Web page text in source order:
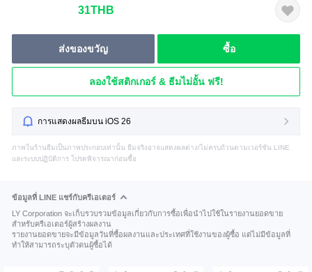
31THB
ส่งของขวัญ ซื้อ
ลองใช้สติกเกอร์ & ธีมไม่อั้น ฟรี!
การแสดงผลธีมบน iOS 26
ภาพในร้านธีมเป็นภาพประกอบเท่านั้น ธีมจริงอาจแสดงผลต่าง/ไม่ครบถ้วนตามเวอร์ชัน LINE
และระบบปฏิบัติการ โปรดพิจารณาก่อนซื้อ
ข้อมูลที่ LINE แชร์กับครีเอเตอร์
LY Corporation จะเก็บรวบรวมข้อมูลเกี่ยวกับการซื้อเพื่อนำไปใช้ในรายงานยอดขาย
สำหรับครีเอเตอร์ผู้สร้างผลงาน
รายงานยอดขายจะมีข้อมูลวันที่ซื้อผลงานและประเทศที่ใช้งานของผู้ซื้อ แต่ไม่มีข้อมูลที่
ทำให้สามารถระบุตัวตนผู้ซื้อได้